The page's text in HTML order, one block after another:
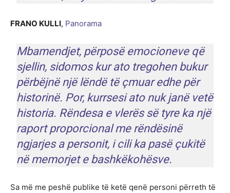
FRANO KULLI, Panorama
Mbamendjet, përposë emocioneve që
sjellin, sidomos kur ato tregohen bukur
përbëjnë një lëndë të çmuar edhe për
historinë. Por, kurrsesi ato nuk janë vetë
historia. Rëndesa e vlerës së tyre ka një
raport proporcional me rëndësinë
ngjarjes a personit, i cili ka pasë çukitë
në memorjet e bashkëkohësve.
Sa më me peshë publike të ketë qenë personi përreth të